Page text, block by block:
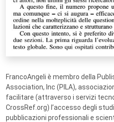
FrancoAngeli è membro della
Association, Inc (PILA),
facilitare (attraverso i servizi
CrossRef.org) l’accesso degli
pubblicazioni professionali e